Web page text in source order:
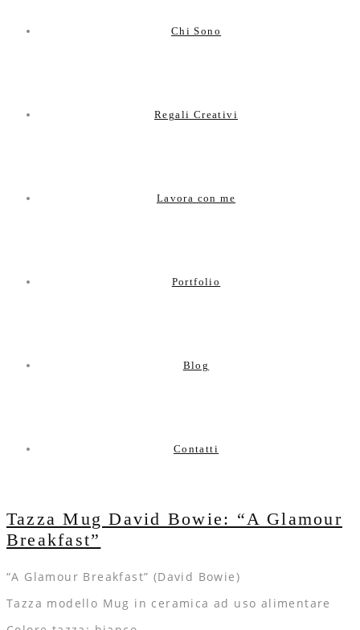
Chi Sono
Regali Creativi
Lavora con me
Portfolio
Blog
Contatti
Tazza Mug David Bowie: “A Glamour
Breakfast”
“A Glamour Breakfast” (David Bowie)
Tazza modello Mug in ceramica ad uso alimentare